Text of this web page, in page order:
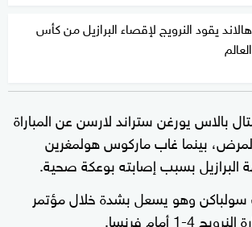
هالاند يقود النرويج لإقصاء البرازيل من كأس
العالم
بالاس يورغن ستراند لارسن عن المباراة
بينما غاب ماركوس هولمغرين
البرازيل بسبب إصابته بوعكة صحية.
وهو يسعل بشدة خلال مؤتمر
أمام فرنسا.